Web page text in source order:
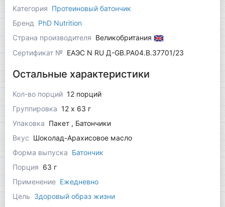
Категория Протеиновый батончик
Бренд
PhD Nutrition
Страна производителя Великобритания
Сертификат № ЕАЭС N RU Д-GB.РА04.В.37701/23
Остальные характеристики
Кол-во порций 12 порций
Группировка 12 x 63 г
Упаковка Пакет , Батончики
Вкус Шоколад-Арахисовое масло
Форма выпуска Батончик
Порция 63 г
Применение Ежедневно
Цель Здоровый образ жизни